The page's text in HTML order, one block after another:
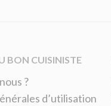
BON CUISINISTE
?
d’utilisation